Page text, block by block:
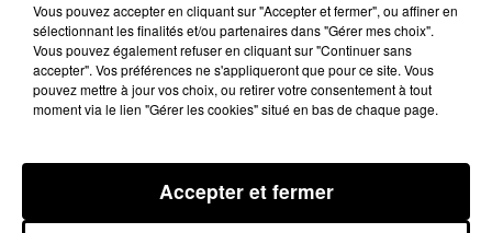
12 juin 2026 - 4 min 11 sec
LES INFOS DU GERS DU 12/06/2026 À 09H00
Vous pouvez accepter en cliquant sur "Accepter et fermer", ou affiner en
sélectionnant les finalités et/ou partenaires dans "Gérer mes choix".
Vous pouvez également refuser en cliquant sur "Continuer sans
accepter". Vos préférences ne s'appliqueront que pour ce site. Vous
pouvez mettre à jour vos choix, ou retirer votre consentement à tout
moment via le lien "Gérer les cookies" situé en bas de chaque page.
Accepter et fermer